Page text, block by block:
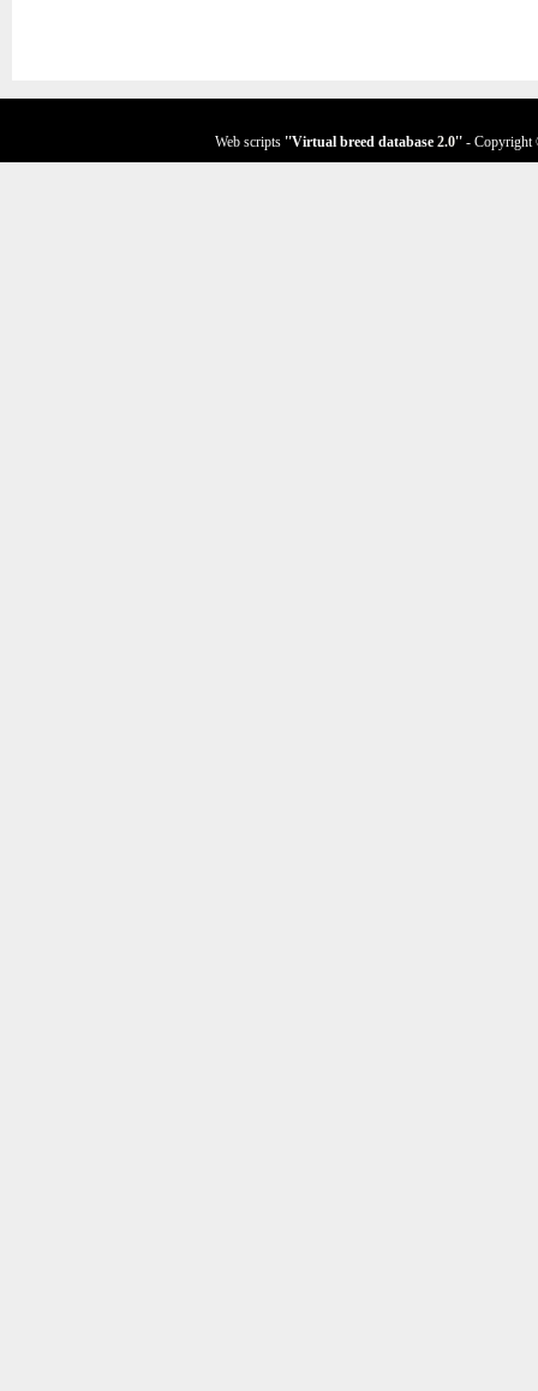
Web scripts ''Virtual breed database 2.0'' - Copyright